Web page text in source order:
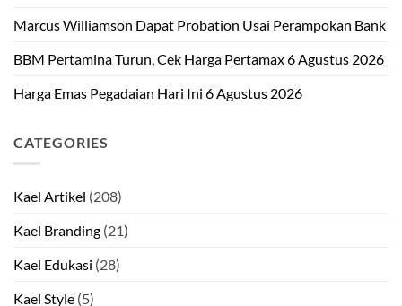
Marcus Williamson Dapat Probation Usai Perampokan Bank
BBM Pertamina Turun, Cek Harga Pertamax 6 Agustus 2026
Harga Emas Pegadaian Hari Ini 6 Agustus 2026
CATEGORIES
Kael Artikel (208)
Kael Branding (21)
Kael Edukasi (28)
Kael Style (5)